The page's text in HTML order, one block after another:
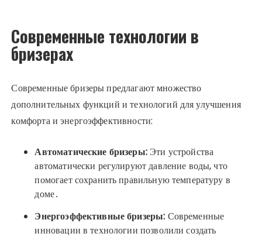
Современные технологии в
бризерах
Современные бризеры предлагают множество
дополнительных функций и технологий для улучшения
комфорта и энергоэффективности:
Автоматические бризеры:Эти устройства
автоматически регулируют давление воды, что
помогает сохранить правильную температуру в
доме․
Энергоэффективные бризеры: Современные
инновации в технологии позволили создать